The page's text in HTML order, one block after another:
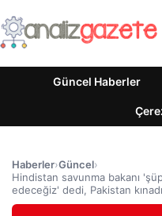
Güncel Haberler
Haberler›Güncel›
Hindistan savunma bakanı
edeceğiz' dedi, Pakistan kınadı